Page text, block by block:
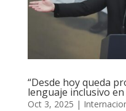
“Desde hoy queda
lenguaje inclusivo en
Oct 3, 2025 |